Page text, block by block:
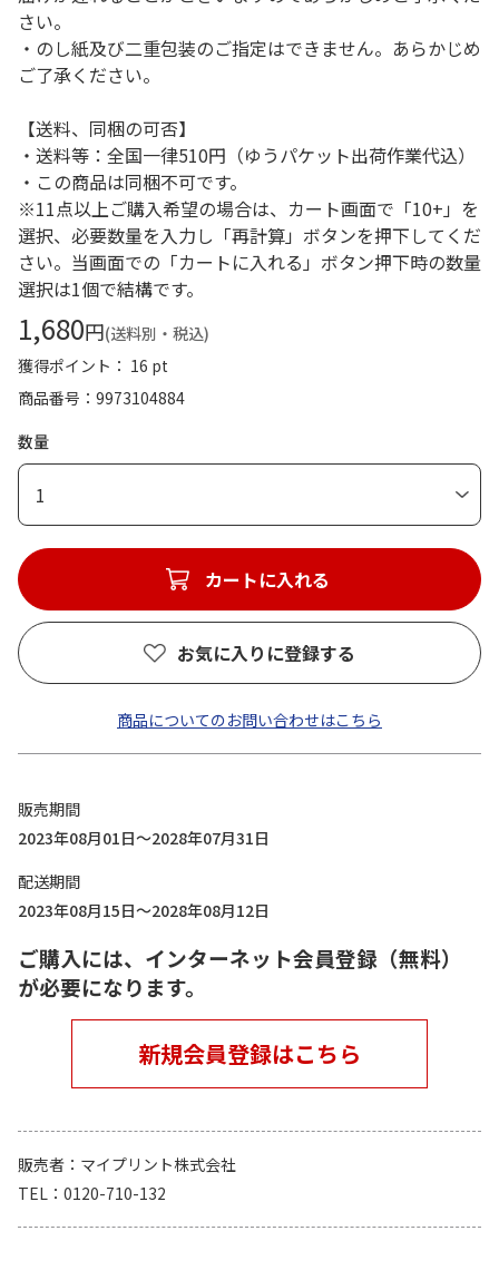
さい。
・のし紙及び二重包装のご指定はできません。あらかじめ
ご了承ください。
【送料、同梱の可否】
・送料等：全国一律510円（ゆうパケット出荷作業代込）
・この商品は同梱不可です。
※11点以上ご購入希望の場合は、カート画面で「10+」を
選択、必要数量を入力し「再計算」ボタンを押下してくだ
さい。当画面での「カートに入れる」ボタン押下時の数量
選択は1個で結構です。
1,680円(送料別・税込)
獲得ポイント： 16 pt
商品番号
9973104884
数量
1
カートに入れる
お気に入りに登録する
商品についてのお問い合わせはこちら
販売期間
2023年08月01日～2028年07月31日
配送期間
2023年08月15日～2028年08月12日
ご購入には、インターネット会員登録（無料）
が必要になります。
新規会員登録はこちら
販売者
マイプリント株式会社
TEL
0120-710-132